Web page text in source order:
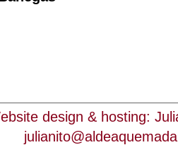
design & hosting: